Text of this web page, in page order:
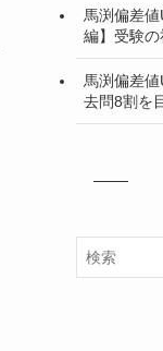
馬渕偏差
編】受験
馬渕偏差
去問8割を